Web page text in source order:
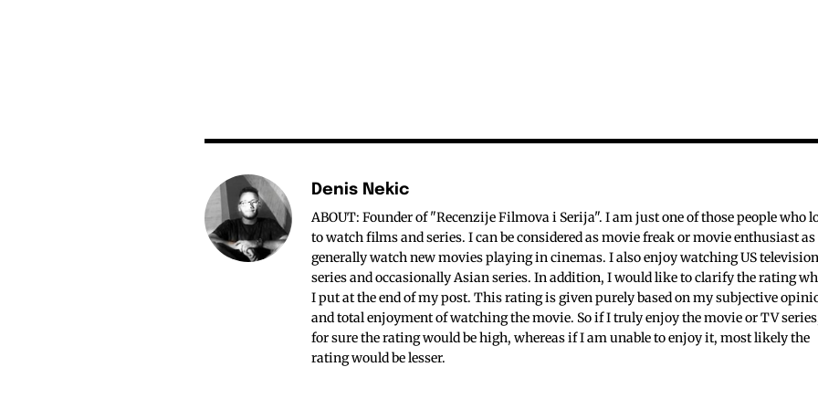
Denis Nekic
ABOUT: Founder of "Recenzije Filmova i Serija". I am just one of those people who
to watch films and series. I can be considered as movie freak or movie enthusiast as
generally watch new movies playing in cinemas. I also enjoy watching US
series and occasionally Asian series. In addition, I would like to clarify the rating
I put at the end of my post. This rating is given purely based on my subjective
and total enjoyment of watching the movie. So if I truly enjoy the movie or TV
for sure the rating would be high, whereas if I am unable to enjoy it, most likely the
rating would be lesser.